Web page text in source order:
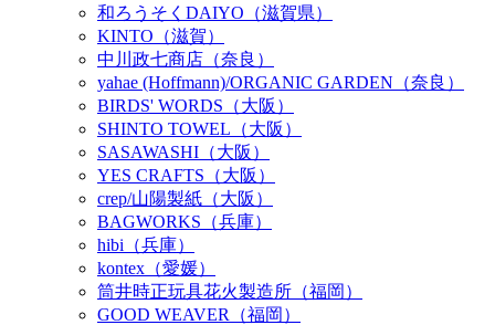
和ろうそくDAIYO（滋賀県）
KINTO（滋賀）
中川政七商店（奈良）
yahae (Hoffmann)/ORGANIC GARDEN（奈良）
BIRDS' WORDS（大阪）
SHINTO TOWEL（大阪）
SASAWASHI（大阪）
YES CRAFTS（大阪）
crep/山陽製紙（大阪）
BAGWORKS（兵庫）
hibi（兵庫）
kontex（愛媛）
筒井時正玩具花火製造所（福岡）
GOOD WEAVER（福岡）